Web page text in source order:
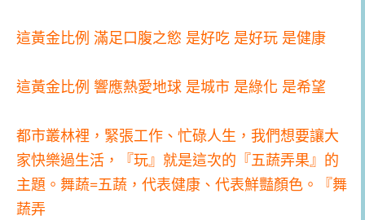
這黃金比例 滿足口腹之慾 是好吃 是好玩 是健康
這黃金比例 響應熱愛地球 是城市 是綠化 是希望
都市叢林裡，緊張工作、忙碌人生，我們想要讓大
家快樂過生活，『玩』就是這次的『五蔬弄果』的
主題。舞蔬=五蔬，代表健康、代表鮮豔顏色。『舞
蔬弄